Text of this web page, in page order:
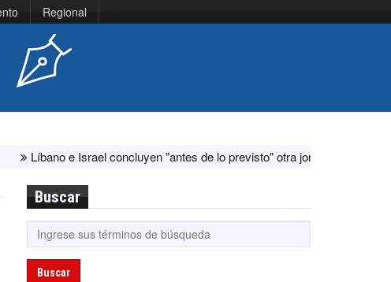
Regional
e Israel concluyen "antes de lo previsto" otra jornada de diálogo por
Buscar
Buscar